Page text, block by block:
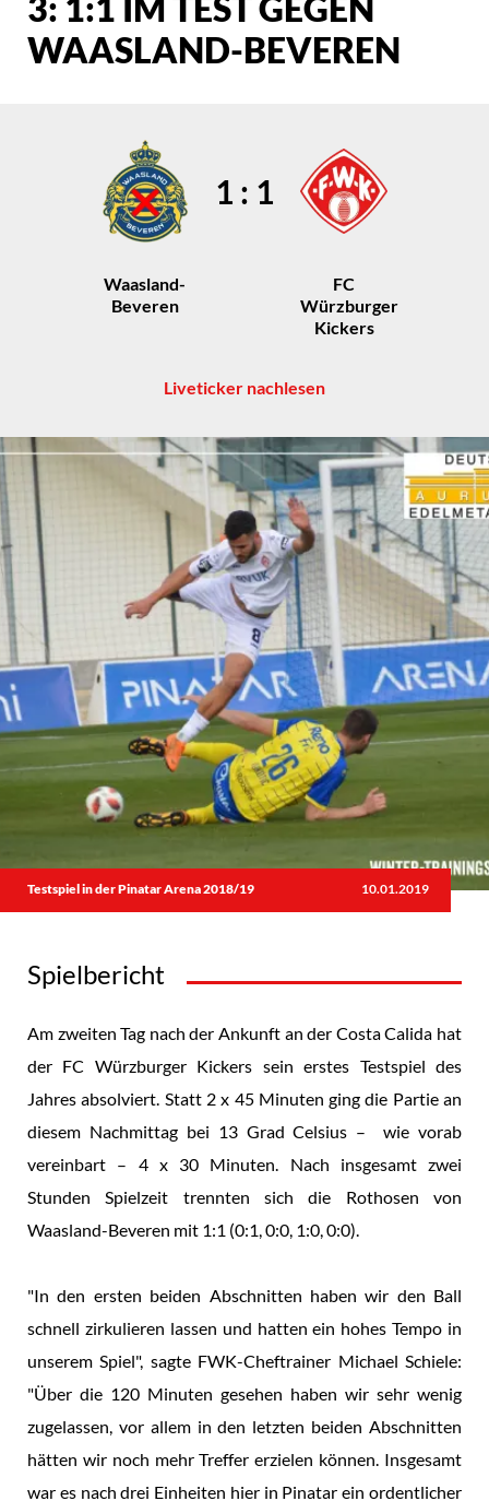
WAASLAND-BEVEREN
Waasland-
Beveren
1 : 1
FC
Würzburger
Kickers
Liveticker nachlesen
Testspiel in der Pinatar Arena 2018/19 10.01.2019
Spielbericht
Am zweiten Tag nach der Ankunft an der Costa Calida hat
der FC Würzburger Kickers sein erstes Testspiel des
Jahres absolviert. Statt 2 x 45 Minuten ging die Partie an
diesem Nachmittag bei 13 Grad Celsius – wie vorab
vereinbart – 4 x 30 Minuten. Nach insgesamt zwei
Stunden Spielzeit trennten sich die Rothosen von
Waasland-Beveren mit 1:1 (0:1, 0:0, 1:0, 0:0).
"In den ersten beiden Abschnitten haben wir den Ball
schnell zirkulieren lassen und hatten ein hohes Tempo in
unserem Spiel", sagte FWK-Cheftrainer Michael Schiele:
"Über die 120 Minuten gesehen haben wir sehr wenig
zugelassen, vor allem in den letzten beiden Abschnitten
hätten wir noch mehr Treffer erzielen können. Insgesamt
war es nach drei Einheiten hier in Pinatar ein ordentlicher